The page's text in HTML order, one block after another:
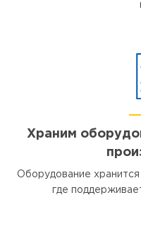
Храним
Оборудование хранится
где